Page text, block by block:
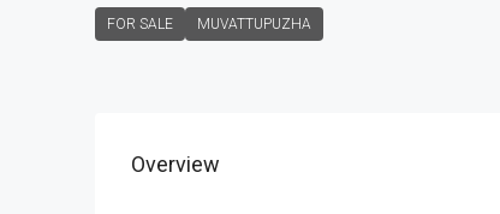
FOR SALE MUVATTUPUZHA
Overview